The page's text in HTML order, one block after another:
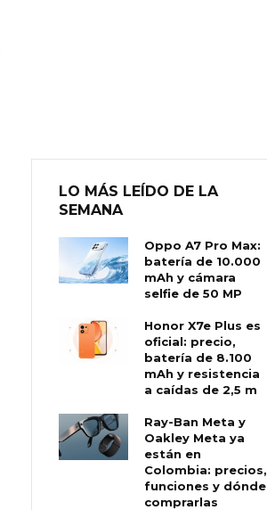
LO MÁS LEÍDO DE LA
SEMANA
Oppo A7 Pro Max:
batería de 10.000
mAh y cámara
selfie de 50 MP
Honor X7e Plus es
oficial: precio,
batería de 8.100
mAh y resistencia
a caídas de 2,5 m
Ray-Ban Meta y
Oakley Meta ya
están en
Colombia: precios,
funciones y dónde
comprarlas